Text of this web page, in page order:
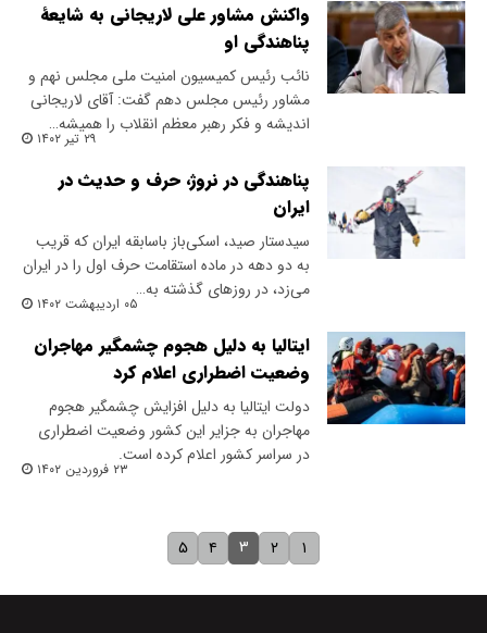
واکنش مشاور علی لاریجانی به شایعۀ
پناهندگی او
نائب رئیس کمیسیون امنیت ملی مجلس نهم و
مشاور رئیس مجلس دهم گفت: آقای لاریجانی
اندیشه و فکر رهبر معظم انقلاب را همیشه…
۲۹ تیر ۱۴۰۲
پناهندگی در نروژ، حرف و حدیث‌ در
ایران
‌سیدستار صید، اسکی‌باز باسابقه ایران که قریب
به دو دهه در ماده استقامت حرف اول را در ایران
می‌زد، در روزهای گذشته به…
۰۵ اردیبهشت ۱۴۰۲
ایتالیا به دلیل هجوم چشمگیر مهاجران
وضعیت اضطراری اعلام کرد
دولت ایتالیا به دلیل افزایش چشمگیر هجوم
مهاجران به جزایر این کشور وضعیت اضطراری
در سراسر کشور اعلام کرده است.
۲۳ فروردین ۱۴۰۲
۱ ۲ ۳ ۴ ۵